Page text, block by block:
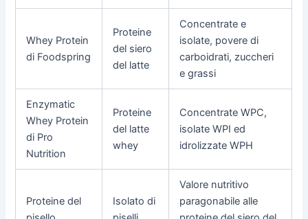
Whey Protein
di Foodspring
Proteine
del siero
del latte
Concentrate e
isolate, povere di
carboidrati, zuccheri
e grassi
Enzymatic
Whey Protein
di Pro
Nutrition
Proteine
del latte
whey
Concentrate WPC,
isolate WPI ed
idrolizzate WPH
Proteine del
Isolato di
Valore nutritivo
paragonabile alle